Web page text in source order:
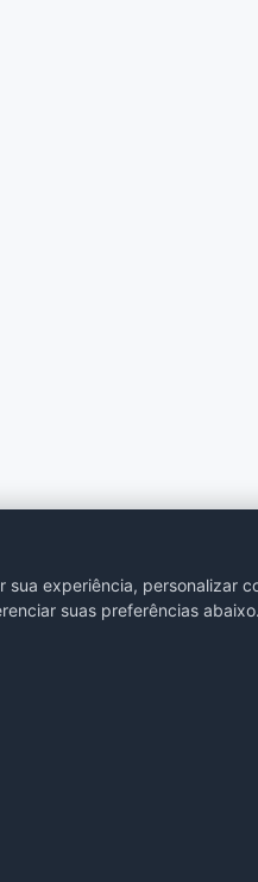
sua experiência, personalizar
suas preferências